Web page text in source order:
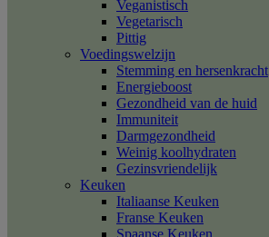
Veganistisch
Vegetarisch
Pittig
Voedingswelzijn
Stemming en hersenkracht
Energieboost
Gezondheid van de huid
Immuniteit
Darmgezondheid
Weinig koolhydraten
Gezinsvriendelijk
Keuken
Italiaanse Keuken
Franse Keuken
Spaanse Keuken